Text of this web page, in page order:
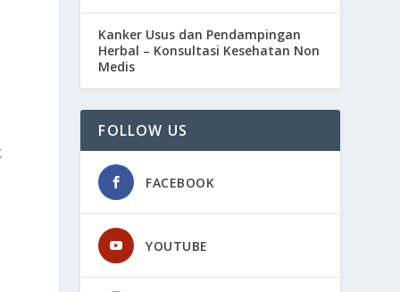
Kanker Usus dan Pendampingan
Herbal – Konsultasi Kesehatan Non
Medis
FOLLOW US
FACEBOOK
YOUTUBE